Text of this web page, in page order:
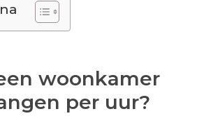
woonkamer
per uur?